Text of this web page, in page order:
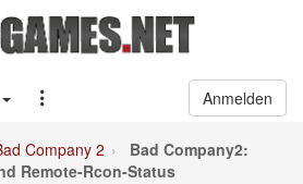
Anmelden
Company 2
Bad Company2:
Remote-Rcon-Status